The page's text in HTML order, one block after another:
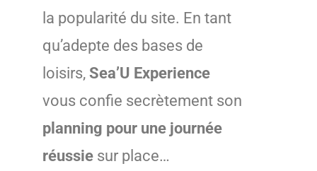
la popularité du site. En tant
qu’adepte des bases de
loisirs, Sea’U Experience
vous confie secrètement son
planning pour une journée
réussie sur place…